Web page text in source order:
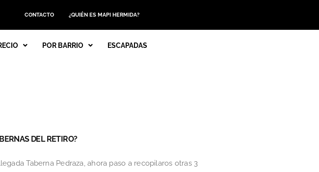
CONTACTO ¿QUIÉN ES MAPI HERMIDA?
POR BARRIO ESCAPADAS
DEL RETIRO?
Taberna Pedraza, ahora paso a recopilaros otras 3